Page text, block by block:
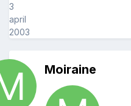
3
april
2003
Moiraine